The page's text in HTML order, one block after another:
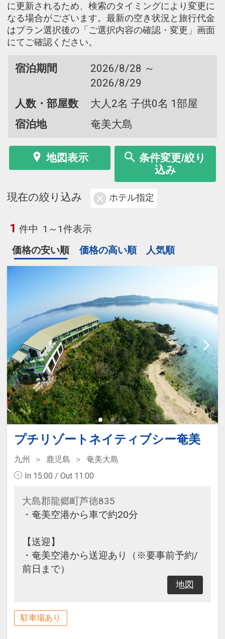
に更新されるため、検索のタイミングにより変更に
なる場合がございます。最新の空き状況と旅行代金
はプラン選択後の「ご選択内容の確認・変更」画面
にてご確認ください。
宿泊期間
2026/8/28 ～
2026/8/29
人数・部屋数
大人2名 子供0名 1部屋
宿泊地
奄美大島
地図表示
条件変更/絞り
込み
現在の絞り込み ホテル指定
1 件中 1～1件表示
価格の安い順
価格の高い順 人気順
プチリゾートネイティブシー奄美
九州 鹿児島
奄美大島
In 15:00 / Out 11:00
大島郡龍郷町芦徳835
・奄美空港から車で約20分
【送迎】
・奄美空港から送迎あり（※要事前予約/
前日まで）
地図
駐車場あり